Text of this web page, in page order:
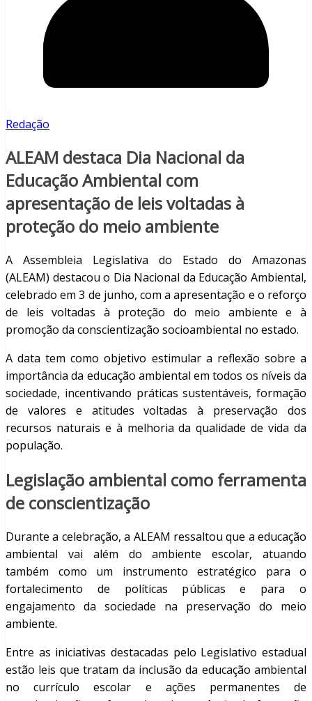
Redação
ALEAM destaca Dia Nacional da
Educação Ambiental com
apresentação de leis voltadas à
proteção do meio ambiente
A Assembleia Legislativa do Estado do Amazonas
(ALEAM) destacou o Dia Nacional da Educação Ambiental,
celebrado em 3 de junho, com a apresentação e o reforço
de leis voltadas à proteção do meio ambiente e à
promoção da conscientização socioambiental no estado.
A data tem como objetivo estimular a reflexão sobre a
importância da educação ambiental em todos os níveis da
sociedade, incentivando práticas sustentáveis, formação
de valores e atitudes voltadas à preservação dos
recursos naturais e à melhoria da qualidade de vida da
população.
Legislação ambiental como ferramenta
de conscientização
Durante a celebração, a ALEAM ressaltou que a educação
ambiental vai além do ambiente escolar, atuando
também como um instrumento estratégico para o
fortalecimento de políticas públicas e para o
engajamento da sociedade na preservação do meio
ambiente.
Entre as iniciativas destacadas pelo Legislativo estadual
estão leis que tratam da inclusão da educação ambiental
no currículo escolar e ações permanentes de